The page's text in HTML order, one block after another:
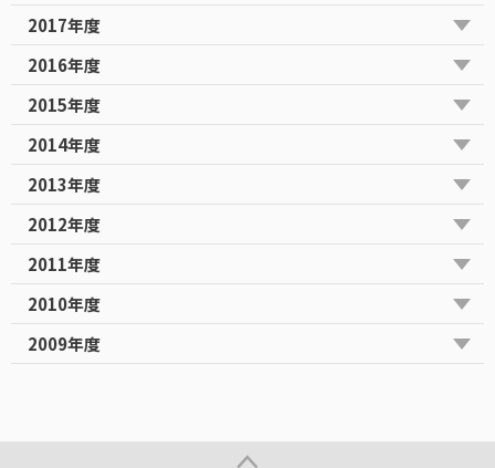
2017年度
2016年度
2015年度
2014年度
2013年度
2012年度
2011年度
2010年度
2009年度